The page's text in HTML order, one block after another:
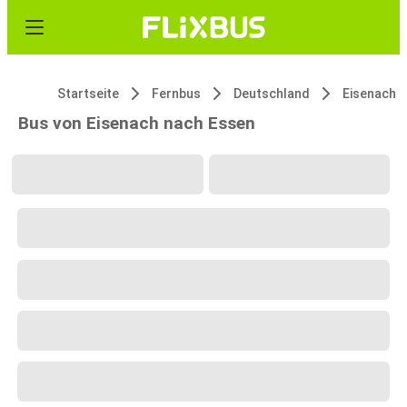
Startseite Fernbus Deutschland Eisenach
Bus von Eisenach nach Essen